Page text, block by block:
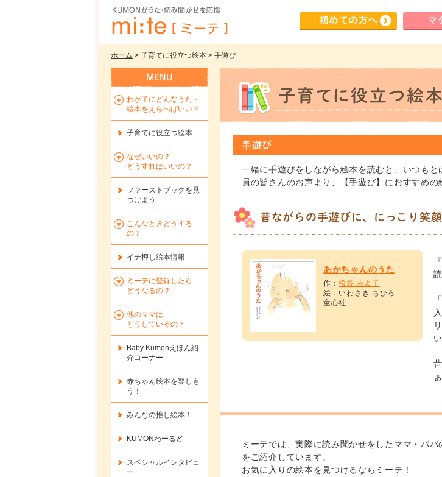
初めての方へ マ
ホーム > 子育てに役立つ絵本 > 手遊び
手遊び
一緒に手遊びをしながら絵本を読むと、いつも
員の皆さんのお声より、【手遊び】におすすめの
昔ながらの手遊びに、にっこり笑顔
あかちゃんのうた
作：松谷 みよ子
絵：いわさき ちひろ
童心社
ミーテでは、実際に読み聞かせをしたママ・パ
をご紹介しています。
お気に入りの絵本を見つけるならミーテ！
わが子にどんなうた・
絵本をえらべばいい？
子育てに役立つ絵本
なぜいいの？
どうすればいいの？
ファーストブックを 見
つけよう
こんなときどうする
の？
イチ押し絵本情報
ミーテに登録したら
どうなるの？
他のママは
どうしているの？
Baby Kumonえほん紹
介コーナー
赤ちゃん絵本を楽しも
う！
みんなの推し絵本！
KUMONわーるど
スペシャルインタビュ
ー